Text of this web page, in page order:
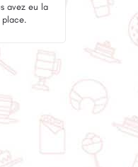
avez eu la